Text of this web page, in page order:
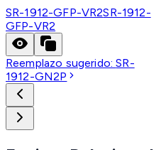
SR-1912-GFP-VR2SR-1912-
GFP-VR2
Reemplazo sugerido:SR-
1912-GN2P